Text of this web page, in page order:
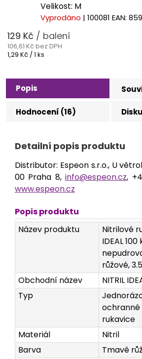
Velikost: M
Vyprodáno | 100081 EAN:
129 Kč / balení
106,61 Kč bez DPH
Měrná
1,29 Kč / 1 ks
Popis
Hodnocení (16)
Detailní popis produktu
Distributor: Espeon s.r.o., U
00 Praha 8,info@espeon.cz,
www.espeon.cz
Popis produktu
Název produktu
Nitrilové
IDEAL 100
růžové,
Obchodní název
NITRIL
Typ
rukavice
Materiál
Nitril
Barva
Tmavě